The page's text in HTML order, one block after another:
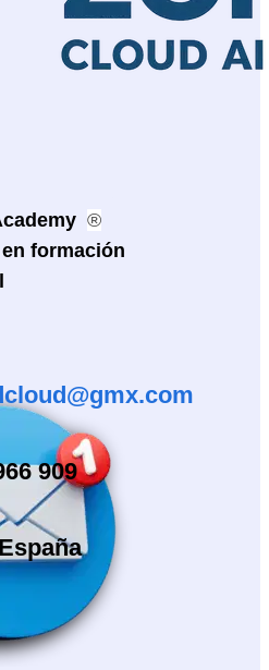
®
formación
909